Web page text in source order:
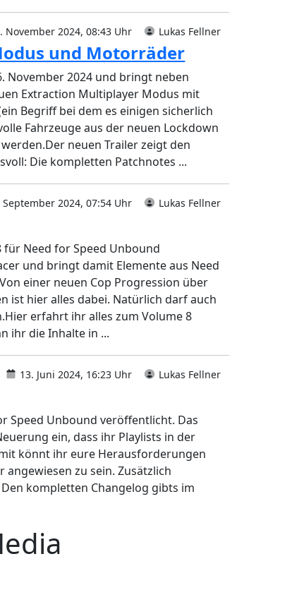
November 2024, 08:43 Uhr Lukas Fellner
und Motorräder
November 2024 und bringt neben
Extraction Multiplayer Modus mit
Begriff bei dem es einigen sicherlich
Fahrzeuge aus der neuen Lockdown
neuen Trailer zeigt den
Die kompletten Patchnotes ...
September 2024, 07:54 Uhr Lukas Fellner
für Need for Speed Unbound
und bringt damit Elemente aus Need
einer neuen Cop Progression über
ist hier alles dabei. Natürlich darf auch
erfahrt ihr alles zum Volume 8
ihr die Inhalte in ...
13. Juni 2024, 16:23 Uhr Lukas Fellner
Speed Unbound veröffentlicht. Das
ein, dass ihr Playlists in der
könnt ihr eure Herausforderungen
zu sein. Zusätzlich
kompletten Changelog gibts im